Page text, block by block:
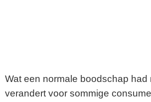
Wat een normale boodschap had
verandert voor sommige